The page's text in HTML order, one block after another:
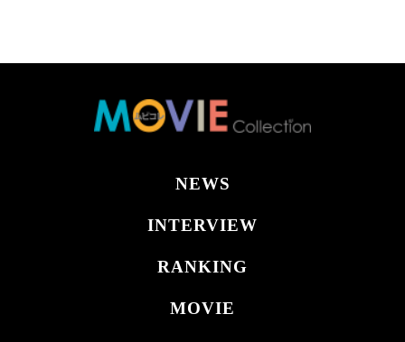
NEWS
INTERVIEW
RANKING
MOVIE